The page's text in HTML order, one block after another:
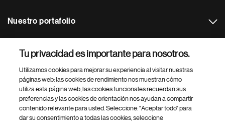
Nuestro portafolio
Footer Site Search
Tu privacidad es importante para nosotros.
Utilizamos cookies para mejorar su experiencia al visitar nuestras
páginas web: las cookies de rendimiento nos muestran cómo
utiliza esta página web, las cookies funcionales recuerdan sus
preferencias y las cookies de orientación nos ayudan a compartir
contenido relevante para usted. Seleccione: "Aceptar todo" para
dar su consentimiento a todas las cookies, seleccione